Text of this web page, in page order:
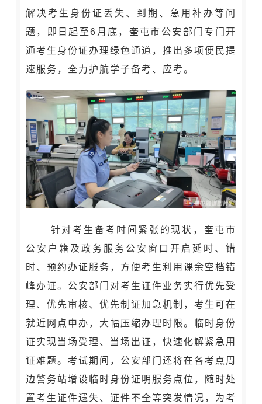
解决考生身份证丢失、到期、急用补办等问
题，即日起至6月底，奎屯市公安部门专门开
通考生身份证办理绿色通道，推出多项便民提
速服务，全力护航学子备考、应考。
针对考生备考时间紧张的现状，奎屯市
公安户籍及政务服务公安窗口开启延时、错
时、预约办证服务，方便考生利用课余空档错
峰办证。公安部门对考生证件业务实行优先受
理、优先审核、优先制证加急机制，考生可在
就近网点申办，大幅压缩办理时限。临时身份
证实现当场受理、当场出证，快速化解紧急用
证难题。考试期间，公安部门还将在各考点周
边警务站增设临时身份证明服务点位，随时处
置考生证件遗失、证件不全等突发情况，为考